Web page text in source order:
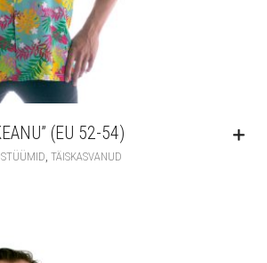
(EU 52-54)
TÄISKASVANUD